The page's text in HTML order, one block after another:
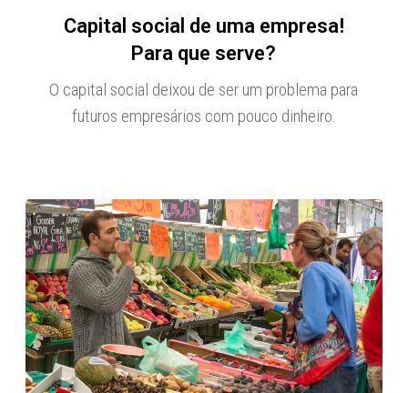
Capital social de uma empresa!
Para que serve?
O capital social deixou de ser um problema para
futuros empresários com pouco dinheiro.